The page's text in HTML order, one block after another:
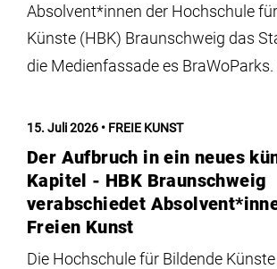
Aktuelles
meinstudium
Absolvent*innen der Hochschule
Künste (HBK) Braunschweig das
die Medienfassade es BraWoParks.
15. Juli 2026 FREIE KUNST
Der Aufbruch in ein neues
Kapitel - HBK Braunschweig
verabschiedet
Freien Kunst
Die Hochschule für Bildende Künste